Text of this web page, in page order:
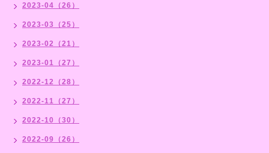
2023-04（26）
2023-03（25）
2023-02（21）
2023-01（27）
2022-12（28）
2022-11（27）
2022-10（30）
2022-09（26）